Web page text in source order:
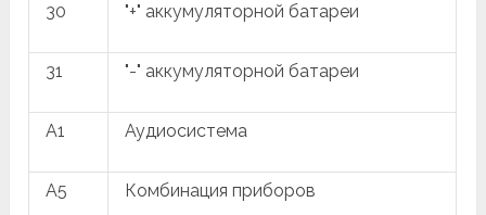
30 "+" аккумуляторной батареи
31 "-" аккумуляторной батареи
A1 Аудиосистема
A5 Комбинация приборов